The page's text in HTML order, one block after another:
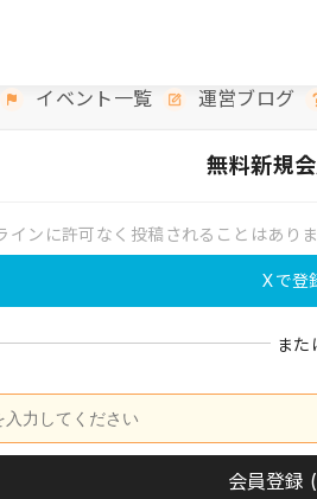
イベント一覧 運営ブログ
無料新規
インに許可なく投稿されることはあり
Xで登
また
会員登録